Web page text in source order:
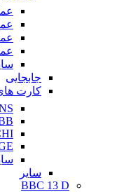
جابجایی
کارت
سایر
BBC 13 D